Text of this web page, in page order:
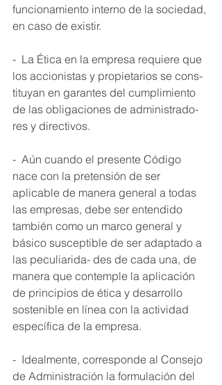
funcionamiento interno de la sociedad,
en caso de existir.
-  La Ética en la empresa requiere que
los accionistas y propietarios se cons-
tituyan en garantes del cumplimiento
de las obligaciones de administrado-
res y directivos.
-  Aún cuando el presente Código
nace con la pretensión de ser
aplicable de manera general a todas
las empresas, debe ser entendido
también como un marco general y
básico susceptible de ser adaptado a
las peculiarida- des de cada una, de
manera que contemple la aplicación
de principios de ética y desarrollo
sostenible en línea con la actividad
específica de la empresa.
-  Idealmente, corresponde al Consejo
de Administración la formulación del